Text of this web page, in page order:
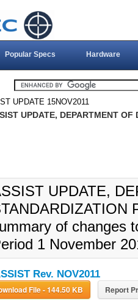
Popular Specs Hardware
UPDATE 15NOV2011
UPDATE, DEPARTMENT
UPDATE,
of changes
1 November
Rev. NOV2011
Download File - 144.50 KB Report